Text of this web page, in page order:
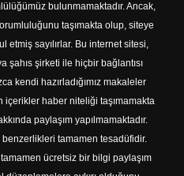
bulunmamaktadır. Ancak,
taşımakta olup, siteye
sayılırlar. Bu internet sitesi,
şahıs şirketi ile hiçbir bağlantısı
kendi hazırladığımız makaleler
içerikler haber niteliği taşımamakta
paylaşım yapılmamaktadır.
tamamen tesadüfidir.
ücretsiz bir bilgi paylaşım